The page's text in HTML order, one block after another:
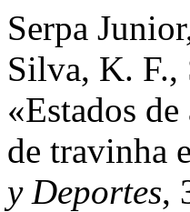
Serpa
Silva, K. F.,
«Estados
de travinha
y Deportes,